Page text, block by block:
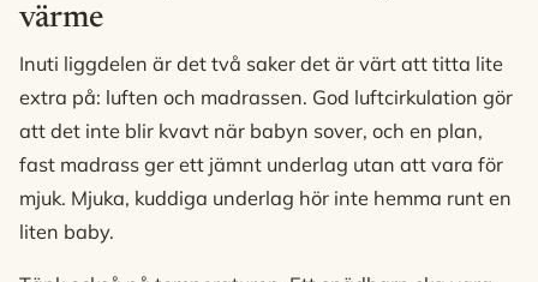
värme
Inuti liggdelen är det två saker det är värt att titta lite
extra på: luften och madrassen. God luftcirkulation gör
att det inte blir kvavt när babyn sover, och en plan,
fast madrass ger ett jämnt underlag utan att vara för
mjuk. Mjuka, kuddiga underlag hör inte hemma runt en
liten baby.